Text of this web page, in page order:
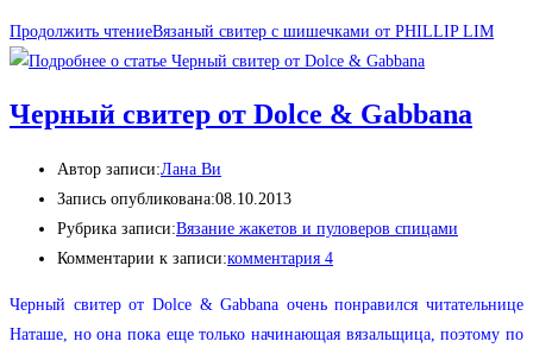
Продолжить чтениеВязаный свитер с шишечками от PHILLIP LIM
Черный свитер от Dolce & Gabbana
Автор записи:Лана Ви
Запись опубликована:08.10.2013
Рубрика записи:Вязание жакетов и пуловеров спицами
Комментарии к записи:комментария 4
Черный свитер от Dolce & Gabbana очень понравился читательнице
Наташе, но она пока еще только начинающая вязальщица, поэтому по